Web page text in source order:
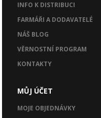
INFO K DISTRIBUCI
FARMÁŘI A DODAVATELÉ
NÁŠ BLOG
VĚRNOSTNÍ PROGRAM
KONTAKTY
MŮJ ÚČET
MOJE OBJEDNÁVKY